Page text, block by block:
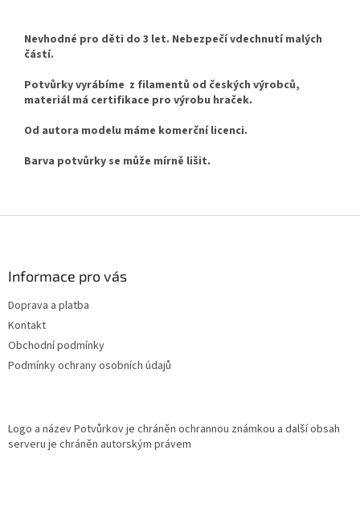
Nevhodné pro děti do 3 let. Nebezpečí vdechnutí malých
částí.
Potvůrky vyrábíme z filamentů od českých výrobců,
materiál má certifikace pro výrobu hraček.
Od autora modelu máme komerční licenci.
Barva potvůrky se může mírně lišit.
Informace pro vás
Doprava a platba
Kontakt
Obchodní podmínky
Podmínky ochrany osobních údajů
Logo a název Potvůrkov je chráněn ochrannou známkou a další obsah
serveru je chráněn autorským právem